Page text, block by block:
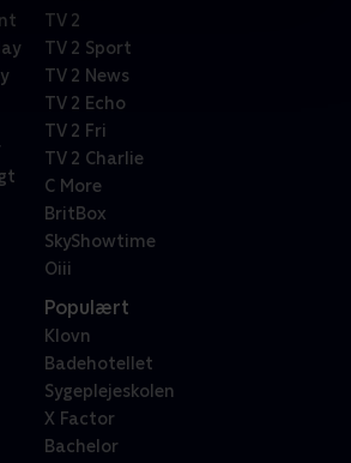
TV 2
TV 2 Sport
TV 2 News
TV 2 Echo
TV 2 Fri
TV 2 Charlie
C More
BritBox
SkyShowtime
Oiii
Populært
Klovn
Badehotellet
Sygeplejeskolen
X Factor
Bachelor